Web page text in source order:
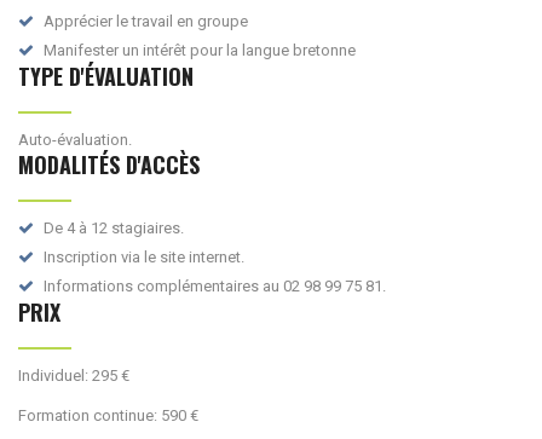
Apprécier le travail en groupe
Manifester un intérêt pour la langue bretonne
TYPE D'ÉVALUATION
Auto-évaluation.
MODALITÉS D'ACCÈS
De 4 à 12 stagiaires.
Inscription via le site internet.
Informations complémentaires au 02 98 99 75 81.
PRIX
Individuel: 295 €
Formation continue: 590 €